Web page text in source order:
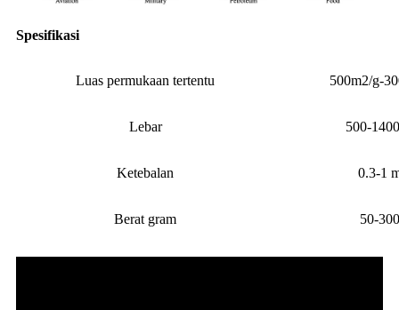
Spesifikasi
Luas permukaan tertentu 500m2/g-
Lebar 500-
Ketebalan 0.3-1
Berat gram 50-